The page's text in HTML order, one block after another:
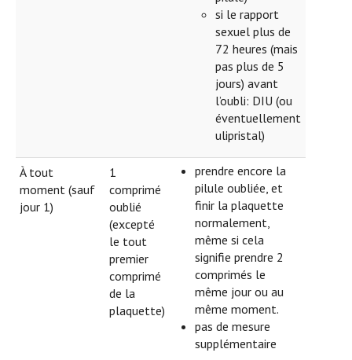
si le rapport
sexuel plus de
72 heures (mais
pas plus de 5
jours) avant
l’oubli: DIU (ou
éventuellement
ulipristal)
À tout
moment (sauf
jour 1)
1
comprimé
oublié
(excepté
le tout
premier
comprimé
de la
plaquette)
prendre encore la
pilule oubliée, et
finir la plaquette
normalement,
même si cela
signifie prendre 2
comprimés le
même jour ou au
même moment.
pas de mesure
supplémentaire